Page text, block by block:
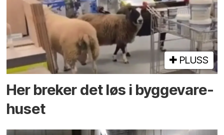
PLUSS
Her breker det løs i bygge­vare­
huset